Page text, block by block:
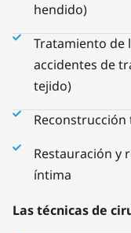
hendido)
Tratamiento de
accidentes de
tejido)
Restauración y
íntima
Las técnicas de